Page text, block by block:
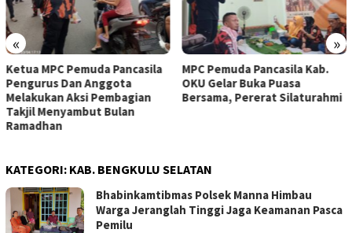
« »
Ketua MPC Pemuda Pancasila
Pengurus Dan Anggota
Melakukan Aksi Pembagian
Takjil Menyambut Bulan
Ramadhan
MPC Pemuda Pancasila Kab.
OKU Gelar Buka Puasa
Bersama, Pererat Silaturahmi
KATEGORI: KAB. BENGKULU SELATAN
Bhabinkamtibmas Polsek Manna Himbau
Warga Jeranglah Tinggi Jaga Keamanan Pasca
Pemilu